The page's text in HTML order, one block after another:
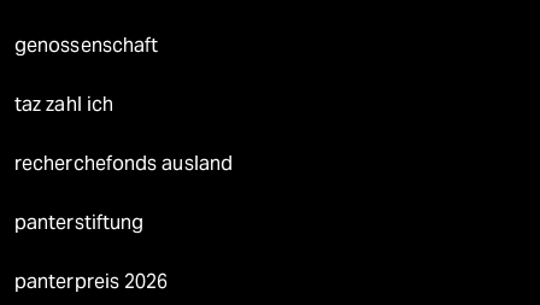
genossenschaft
taz zahl ich
recherchefonds ausland
panterstiftung
panterpreis 2026